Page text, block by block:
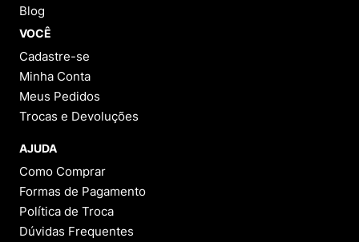
Blog
VOCÊ
Cadastre-se
Minha Conta
Meus Pedidos
Trocas e Devoluções
AJUDA
Como Comprar
Formas de Pagamento
Política de Troca
Dúvidas Frequentes